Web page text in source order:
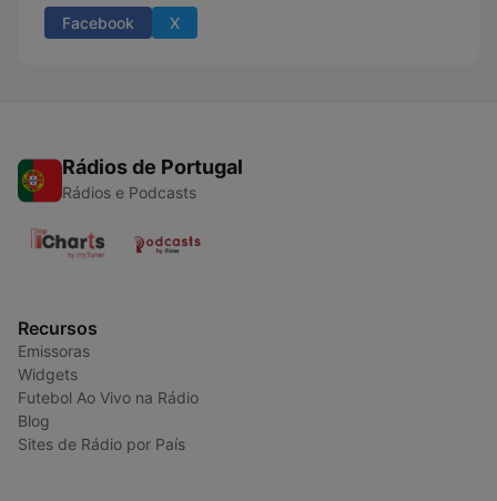
Facebook X
Rádios de Portugal
Rádios e Podcasts
Recursos
Emissoras
Widgets
Futebol Ao Vivo na Rádio
Blog
Sites de Rádio por País